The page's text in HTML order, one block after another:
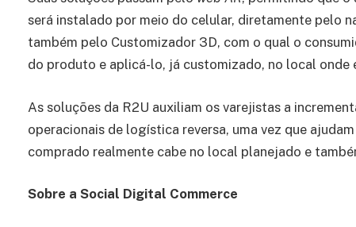
será instalado por meio do celular, diretamente pelo
também pelo Customizador 3D, com o qual o
do produto e aplicá-lo, já customizado, no local onde
As soluções da R2U auxiliam os varejistas a
operacionais de logística reversa, uma vez que
comprado realmente cabe no local planejado e
Sobre a Social Digital Commerce